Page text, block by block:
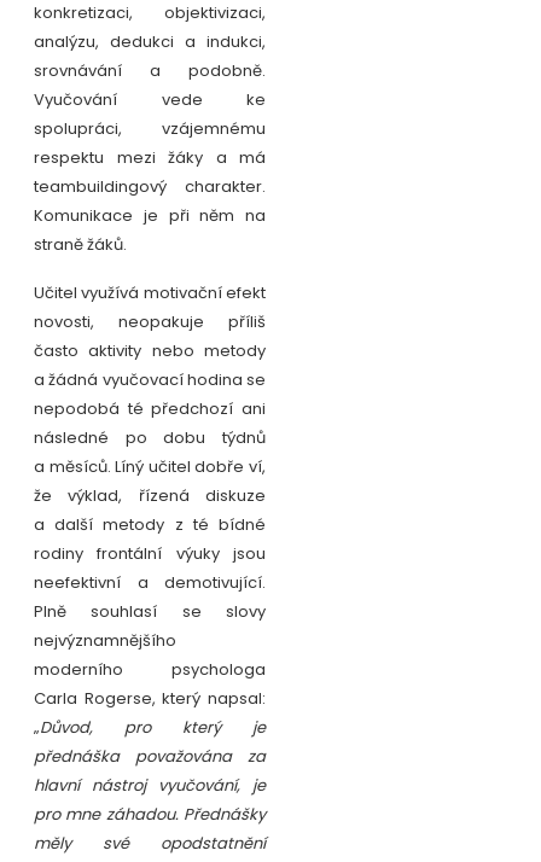
konkretizaci, objektivizaci,
analýzu, dedukci a indukci,
srovnávání a podobně.
Vyučování vede ke
spolupráci, vzájemnému
respektu mezi žáky a má
teambuildingový charakter.
Komunikace je při něm na
straně žáků.
Učitel využívá motivační efekt
novosti, neopakuje příliš
často aktivity nebo metody
a žádná vyučovací hodina se
nepodobá té předchozí ani
následné po dobu týdnů
a měsíců. Líný učitel dobře ví,
že výklad, řízená diskuze
a další metody z té bídné
rodiny frontální výuky jsou
neefektivní a demotivující.
Plně souhlasí se slovy
nejvýznamnějšího
moderního psychologa
Carla Rogerse, který napsal:
„Důvod, pro který je
přednáška považována za
hlavní nástroj vyučování, je
pro mne záhadou. Přednášky
měly své opodstatnění